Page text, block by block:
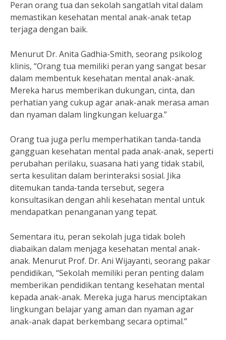
Peran orang tua dan sekolah sangatlah vital dalam
memastikan kesehatan mental anak-anak tetap
terjaga dengan baik.
Menurut Dr. Anita Gadhia-Smith, seorang psikolog
klinis, “Orang tua memiliki peran yang sangat besar
dalam membentuk kesehatan mental anak-anak.
Mereka harus memberikan dukungan, cinta, dan
perhatian yang cukup agar anak-anak merasa aman
dan nyaman dalam lingkungan keluarga.”
Orang tua juga perlu memperhatikan tanda-tanda
gangguan kesehatan mental pada anak-anak, seperti
perubahan perilaku, suasana hati yang tidak stabil,
serta kesulitan dalam berinteraksi sosial. Jika
ditemukan tanda-tanda tersebut, segera
konsultasikan dengan ahli kesehatan mental untuk
mendapatkan penanganan yang tepat.
Sementara itu, peran sekolah juga tidak boleh
diabaikan dalam menjaga kesehatan mental anak-
anak. Menurut Prof. Dr. Ani Wijayanti, seorang pakar
pendidikan, “Sekolah memiliki peran penting dalam
memberikan pendidikan tentang kesehatan mental
kepada anak-anak. Mereka juga harus menciptakan
lingkungan belajar yang aman dan nyaman agar
anak-anak dapat berkembang secara optimal.”